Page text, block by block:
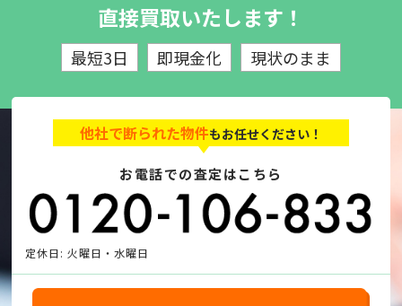
直接買取いたします！
最短3日 即現金化 現状のまま
他社で断られた物件もお任せください！
お電話での査定はこちら
定休日: 火曜日・水曜日